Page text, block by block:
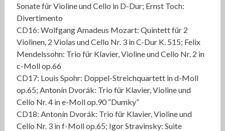
Sonate für Violine und Cello in D-Dur; Ernst Toch:
Divertimento
CD16: Wolfgang Amadeus Mozart: Quintett für 2
Violinen, 2 Violas und Cello Nr. 3 in C-Dur K. 515; Felix
Mendelssohn: Trio für Klavier, Violine und Cello Nr. 2 in
c-Moll op.66
CD17: Louis Spohr: Doppel-Streichquartett in d-Moll
op.65; Antonín Dvorák: Trio für Klavier, Violine und
Cello Nr. 4 in e-Moll op.90 “Dumky”
CD18: Antonín Dvorák: Trio für Klavier, Violine und
Cello Nr. 3 in f-Moll op.65; Igor Stravinsky: Suite